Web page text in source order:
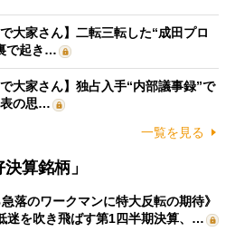
大家さん】二転三転した“成田プロ
で起き…
大家さん】独占入手“内部議事録”で
表の思…
一覧を見る
算銘柄」
急落のワークマンに特大反転の期待》
迷を吹き飛ばす第1四半期決算、…